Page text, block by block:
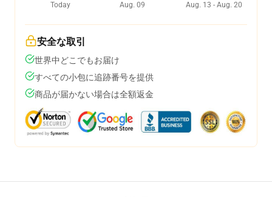
Today
Aug. 09
Aug. 13 - Aug. 20
安全な取引
世界中どこでもお届け
すべての小包に追跡番号を提供
商品が届かない場合は全額返金